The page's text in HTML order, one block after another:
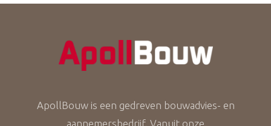
ApollBouw is een gedreven bouwadvies- en
aannemersbedrijf. Vanuit onze